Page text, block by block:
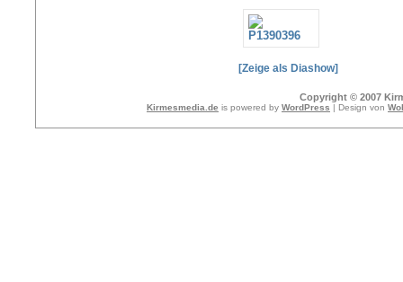
[Zeige als Diashow]
Copyright © 2007
Kirmesmedia.de is powered by WordPress | Design von